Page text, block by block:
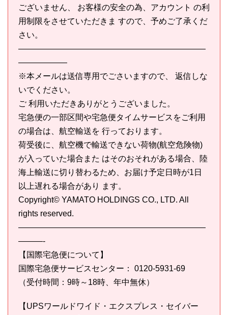
ございません、 お客様の安全の為、アカウント の利
用制限をさせていただきま すので、予めご了承くだ
さい。
———————————————————————
——————
※本メールは送信専用でごさいますので、 返信しな
いでください。
ご 利用いただきありがとうございました。
宅急便の一部区間や宅急便タイムサービスをご利用
の場合は、航空輸送を 行っております。
荷受後に、航空機で輸送できない荷物(航空危険物)
が入っていた場合また はそのおそれがある場合、陸
海上輸送に切り替わるため、お届け予定日時が1日
以上遅れる場合があり ます。
Copyright© YAMATO HOLDINGS CO., LTD. All
rights reserved.
———————————————————————
———-
【国際宅急便について】
国際宅急便サービスセンター： 0120-5931-69
（受付時間：9時～18時、年中無休）
【UPSワールドワイド・エクスプレス・セイバー